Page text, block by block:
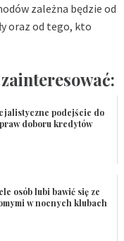
zależna będzie od
oraz od tego, kto
podejście do
doboru kredytów
osób lubi bawić się ze
w nocnych klubach